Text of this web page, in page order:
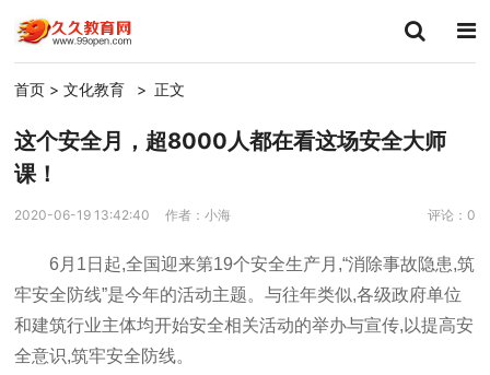
首页 >文化教育 > 正文
这个安全月，超8000人都在看这场安全大师
课！
2020-06-19 13:42:40 作者：小海 评论：0
6月1日起,全国迎来第19个安全生产月,“消除事故隐患,筑
牢安全防线”是今年的活动主题。与往年类似,各级政府单位
和建筑行业主体均开始安全相关活动的举办与宣传,以提高安
全意识,筑牢安全防线。